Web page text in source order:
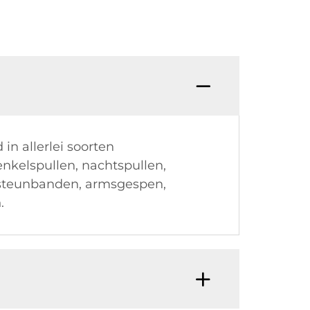
in allerlei soorten
nachtspullen,
armsgespen,